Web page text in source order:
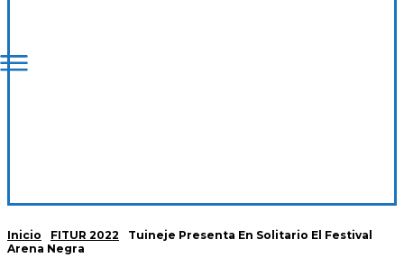
Inicio FITUR 2022
Tuineje Presenta En Solitario El Festival
Arena Negra